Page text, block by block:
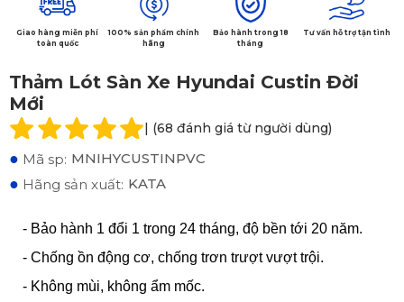
Giao hàng miễn phí
toàn quốc
100% sản phẩm chính
hãng
Bảo hành trong 18
tháng
Tư vấn hỗ trợ tận tình
Thảm Lót Sàn Xe Hyundai Custin Đời
Mới
| (68 đánh giá từ người dùng)
● Mã sp: MNIHYCUSTINPVC
● Hãng sản xuất: KATA
- Bảo hành 1 đổi 1 trong 24 tháng, độ bền tới 20 năm.
- Chống ồn động cơ, chống trơn trượt vượt trội.
- Không mùi, không ẩm mốc.